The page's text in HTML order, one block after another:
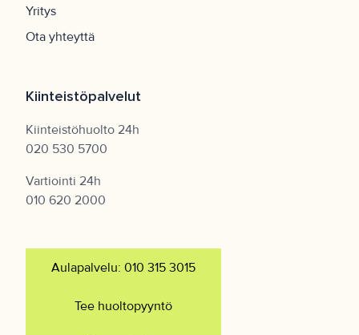
Yritys
Ota yhteyttä
Kiinteistöpalvelut
Kiinteistöhuolto 24h
020 530 5700
Vartiointi 24h
010 620 2000
Aulapalvelu: 010 315 3015
Tee huoltopyyntö